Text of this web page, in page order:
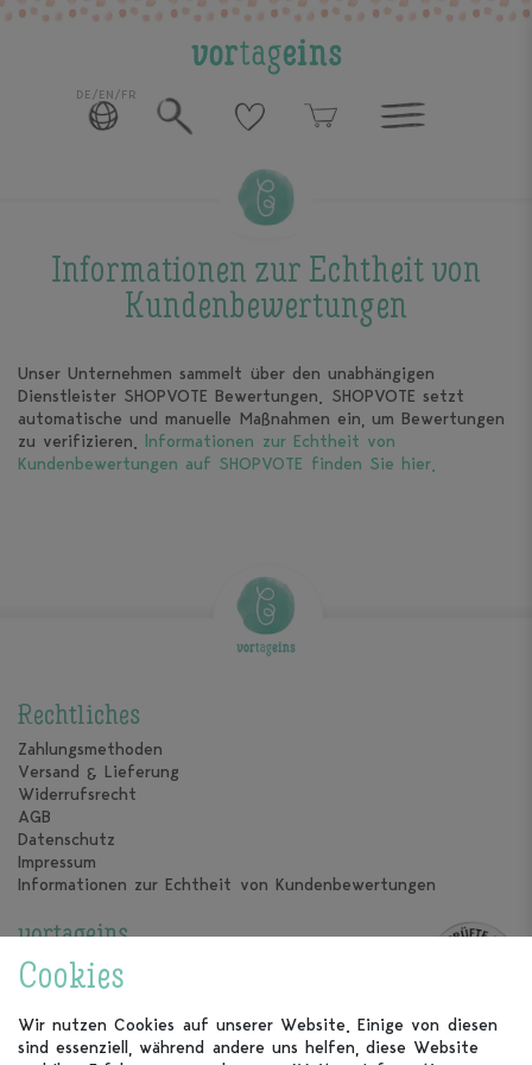
DE/EN/FR
Informationen zur Echtheit von
Kundenbewertungen
Unser Unternehmen sammelt über den unabhängigen
Dienstleister SHOPVOTE Bewertungen. SHOPVOTE setzt
automatische und manuelle Maßnahmen ein, um Bewertungen
zu verifizieren. lnformationen zur Echtheit von
Kundenbewertungen auf SHOPVOTE finden Sie hier.
Rechtliches
Zahlungsmethoden
Versand & Lieferung
Widerrufsrecht
AGB
Datenschutz
Impressum
Informationen zur Echtheit von Kundenbewertungen
vortageins
Über uns
Unsere Kalender
Unsere Partner
Cookies
Wir nutzen Cookies auf unserer Website. Einige von diesen
sind essenziell, während andere uns helfen, diese Website